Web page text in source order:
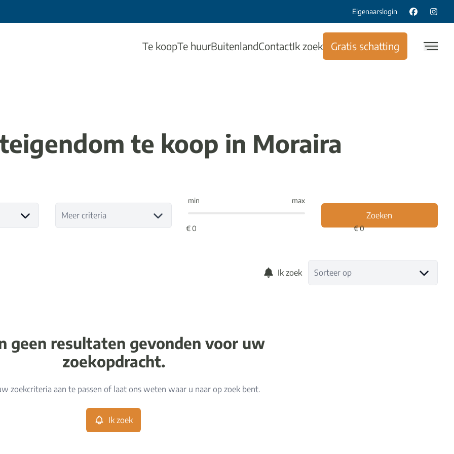
Eigenaarslogin
Te koopTe huurBuitenlandContactIk zoek Gratis schatting
te koop in Moraira
Meer criteria
min max
Zoeken
Ik zoek Sorteer op
geen resultaten gevonden voor uw
zoekopdracht.
zoekcriteria aan te passen of laat ons weten waar u naar op zoek bent.
Ik zoek